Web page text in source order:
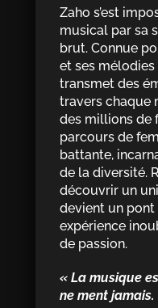
Zaho s’est
musical par sa
brut. Connue
et ses
transmet des
travers chaque
des millions de
parcours de
battante,
de la diversité.
découvrir un
devient un pont
expérience
de passion.
« La musique
ne ment jamais.